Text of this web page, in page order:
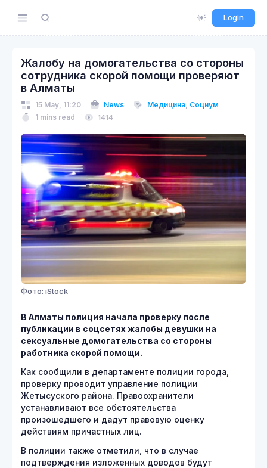
Login
Жалобу на домогательства со стороны
сотрудника скорой помощи проверяют
в Алматы
15 May, 11:20 News Медицина, Социум
1 mins read
1414
Фото: iStock
В Алматы полиция начала проверку после
публикации в соцсетях жалобы девушки на
сексуальные домогательства со стороны
работника скорой помощи.
Как сообщили в департаменте полиции города,
проверку проводит управление полиции
Жетысуского района. Правоохранители
устанавливают все обстоятельства
произошедшего и дадут правовую оценку
действиям причастных лиц.
В полиции также отметили, что в случае
подтверждения изложенных доводов будут